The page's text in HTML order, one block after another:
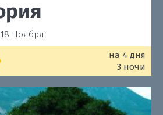
Ноября
на 4 дня
3 ночи